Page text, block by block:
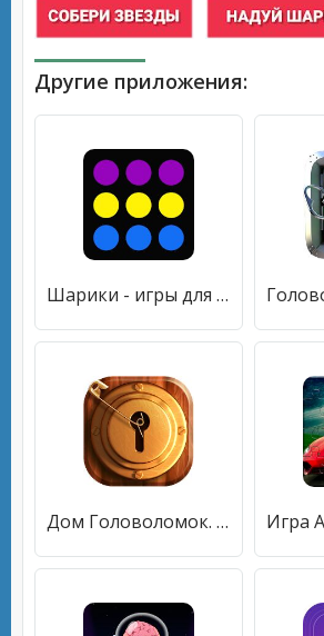
Другие приложения:
Шарики - игры для взрослых бесплатно , головоломка
Дом Головоломок. Логические головоломки взрослых